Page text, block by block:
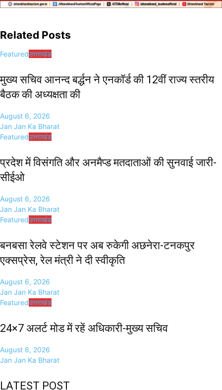
Related Posts
Featuredउत्तराखंड
मुख्य सचिव आनन्द बर्द्धन ने एनकॉर्ड की 12वीं राज्य स्तरीय
बैठक की अध्यक्षता की
August 6, 2026
Jan Jan Ka Bharat
Featuredउत्तराखंड
प्रदेश में विसंगति और अनमैप्ड मतदाताओं की सुनवाई जारी-
सीईओ
August 6, 2026
Jan Jan Ka Bharat
Featuredउत्तराखंड
बनबसा रेलवे स्टेशन पर अब रुकेगी अछनेरा-टनकपुर
एक्सप्रेस, रेल मंत्री ने दी स्वीकृति
August 6, 2026
Jan Jan Ka Bharat
Featuredउत्तराखंड
24×7 अलर्ट मोड में रहें अधिकारी-मुख्य सचिव
August 6, 2026
Jan Jan Ka Bharat
LATEST POST